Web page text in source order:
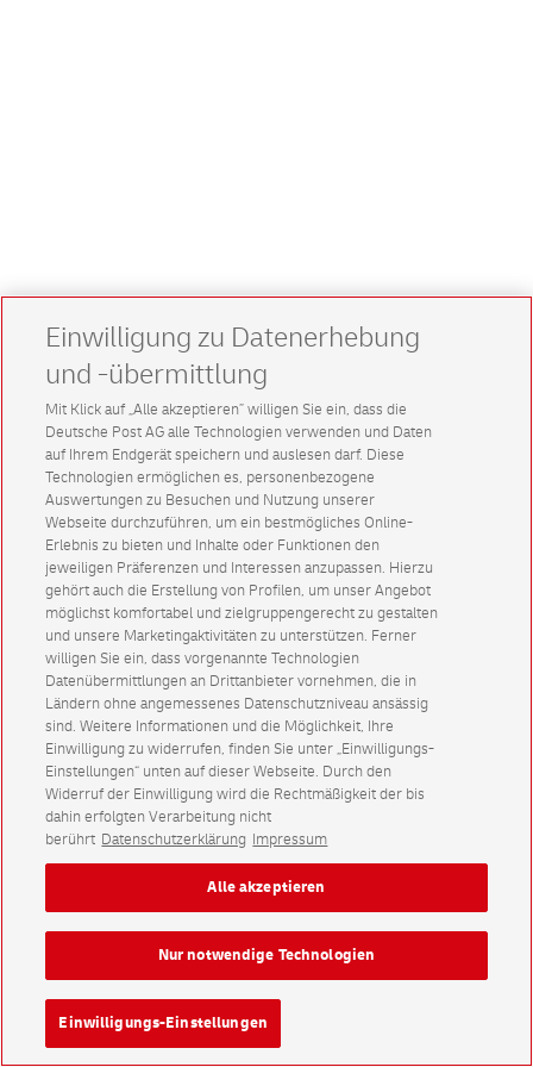
Einwilligung zu Datenerhebung
und -übermittlung
Mit Klick auf „Alle akzeptieren” willigen Sie ein, dass die
Deutsche Post AG alle Technologien verwenden und Daten
auf Ihrem Endgerät speichern und auslesen darf. Diese
Technologien ermöglichen es, personenbezogene
Auswertungen zu Besuchen und Nutzung unserer
Webseite durchzuführen, um ein bestmögliches Online-
Erlebnis zu bieten und Inhalte oder Funktionen den
jeweiligen Präferenzen und Interessen anzupassen. Hierzu
gehört auch die Erstellung von Profilen, um unser Angebot
möglichst komfortabel und zielgruppengerecht zu gestalten
und unsere Marketingaktivitäten zu unterstützen. Ferner
willigen Sie ein, dass vorgenannte Technologien
Datenübermittlungen an Drittanbieter vornehmen, die in
Ländern ohne angemessenes Datenschutzniveau ansässig
sind. Weitere Informationen und die Möglichkeit, Ihre
Einwilligung zu widerrufen, finden Sie unter „Einwilligungs-
Einstellungen“ unten auf dieser Webseite. Durch den
Widerruf der Einwilligung wird die Rechtmäßigkeit der bis
dahin erfolgten Verarbeitung nicht
berührt Datenschutzerklärung Impressum
Einwilligungs-Einstellungen
Nur notwendige Technologien
Alle akzeptieren